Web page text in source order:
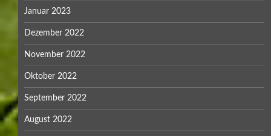
Januar 2023
Dezember 2022
November 2022
Oktober 2022
September 2022
August 2022